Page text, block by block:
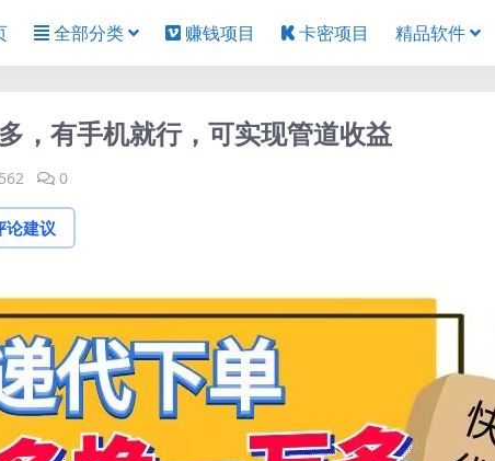
全部分类 赚钱项目 卡密项目 精品软件
，有手机就行，可实现管道收益
562 0
论建议